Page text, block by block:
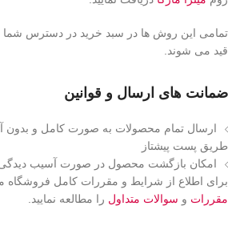
تمامی این روش ها در سبد خرید در دسترس شما
قید می شوند.
ضمانت های ارسال و قوانین
ارسال تمام محصولات به صورت کامل و بدون
طریق پست پیشتاز
امکان بازگشت محصول در صورت آسیب
برای اطلاع از شرایط و مقررات کامل فروشگاه
مقررات و سوالات متداول را مطالعه نمایید.